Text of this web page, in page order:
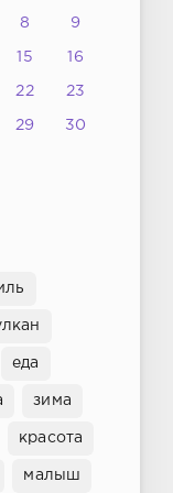
8 9
15 16
22 23
29 30
еда
зима
красота
малыш